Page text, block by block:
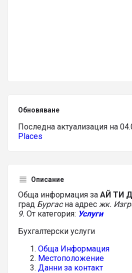
Обновяване
Последна актуализация на
Places
Описание
Обща информация за АЙ ТИ
град Бургасна адрес жк.
9. От категория: Услуги
Бухгалтерски услуги
Обща Информация
Местоположение
Данни за контакт